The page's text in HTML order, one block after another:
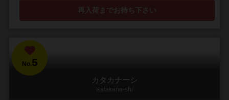
再入荷までお待ち下さい
No.5
カタカナーシ
Katakana-shi